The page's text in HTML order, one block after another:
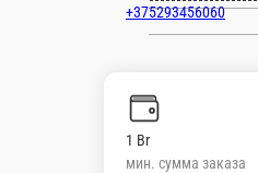
+375293456060
1 Br
мин. сумма заказа